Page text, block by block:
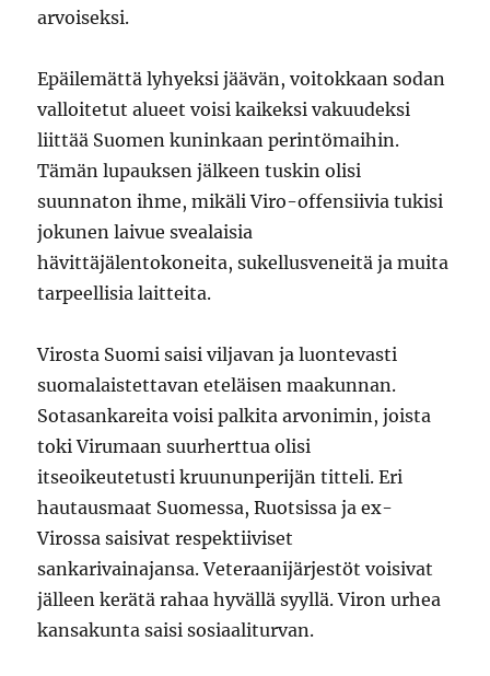
arvoiseksi.
Epäilemättä lyhyeksi jäävän, voitokkaan sodan
valloitetut alueet voisi kaikeksi vakuudeksi
liittää Suomen kuninkaan perintömaihin.
Tämän lupauksen jälkeen tuskin olisi
suunnaton ihme, mikäli Viro-offensiivia tukisi
jokunen laivue svealaisia
hävittäjälentokoneita, sukellusveneitä ja muita
tarpeellisia laitteita.
Virosta Suomi saisi viljavan ja luontevasti
suomalaistettavan eteläisen maakunnan.
Sotasankareita voisi palkita arvonimin, joista
toki Virumaan suurherttua olisi
itseoikeutetusti kruununperijän titteli. Eri
hautausmaat Suomessa, Ruotsissa ja ex-
Virossa saisivat respektiiviset
sankarivainajansa. Veteraanijärjestöt voisivat
jälleen kerätä rahaa hyvällä syyllä. Viron urhea
kansakunta saisi sosiaaliturvan.